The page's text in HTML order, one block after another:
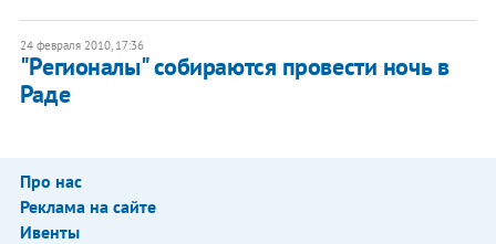
24 февраля 2010, 17:36
"Регионалы" собираются провести ночь в
Раде
Про нас
Реклама на сайте
Ивенты